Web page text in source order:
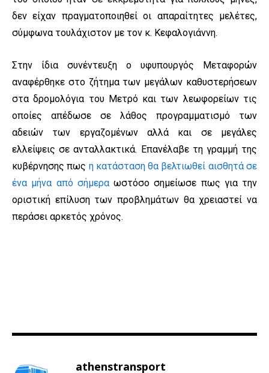
δεν είχαν πραγματοποιηθεί οι απαραίτητες μελέτες,
σύμφωνα τουλάχιστον με τον κ. Κεφαλογιάννη.
Στην ίδια συνέντευξη ο υφυπουργός Μεταφορών
αναφέρθηκε στο ζήτημα των μεγάλων καθυστερήσεων
στα δρομολόγια του Μετρό και των λεωφορείων τις
οποίες απέδωσε σε λάθος προγραμματισμό των
αδειών των εργαζομένων αλλά και σε μεγάλες
ελλείψεις σε ανταλλακτικά. Επανέλαβε τη γραμμή της
κυβέρνησης πως η κατάσταση θα βελτιωθεί αισθητά σε
ένα μήνα από σήμεραωστόσο σημείωσε πως για την
οριστική επίλυση των προβλημάτων θα χρειαστεί να
περάσει αρκετός χρόνος.
athenstransport